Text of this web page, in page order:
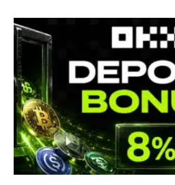
OKX relance une campagne